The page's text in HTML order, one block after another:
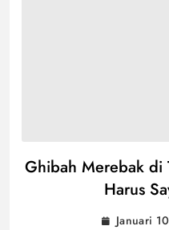
Ghibah Merebak di
Harus
Januari